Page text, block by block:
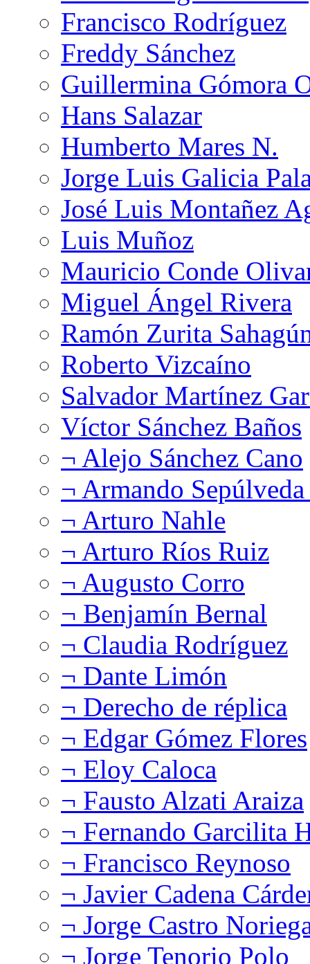
Francisco Rodríguez
Freddy Sánchez
Guillermina Gómora
Hans Salazar
Humberto Mares N.
Jorge Luis Galicia
José Luis Montañez
Luis Muñoz
Mauricio Conde
Miguel Ángel Rivera
Ramón Zurita
Roberto Vizcaíno
Salvador Martínez
Víctor Sánchez Baños
¬ Alejo Sánchez Cano
¬ Armando
¬ Arturo Nahle
¬ Arturo Ríos Ruiz
¬ Augusto Corro
¬ Benjamín Bernal
¬ Claudia Rodríguez
¬ Dante Limón
¬ Derecho de réplica
¬ Edgar Gómez Flores
¬ Eloy Caloca
¬ Fausto Alzati Araiza
¬ Fernando Garcilita
¬ Francisco Reynoso
¬ Javier Cadena
¬ Jorge Castro
¬ Jorge Tenorio Polo